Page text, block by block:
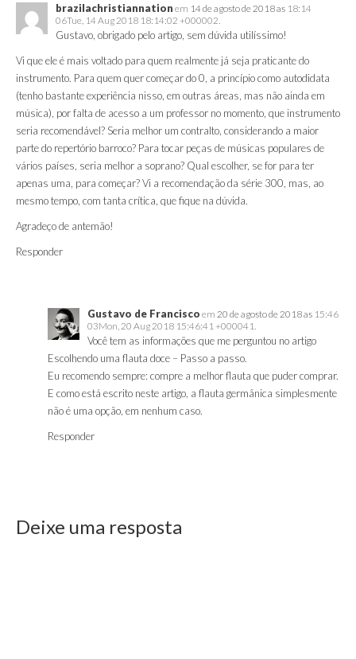
brazilachristiannation em 14 de agosto de 2018 as 18:14
06Tue, 14 Aug 2018 18:14:02 +000002.
Gustavo, obrigado pelo artigo, sem dúvida utilíssimo!
Vi que ele é mais voltado para quem realmente já seja praticante do
instrumento. Para quem quer começar do 0, a princípio como autodidata
(tenho bastante experiência nisso, em outras áreas, mas não ainda em
música), por falta de acesso a um professor no momento, que instrumento
seria recomendável? Seria melhor um contralto, considerando a maior
parte do repertório barroco? Para tocar peças de músicas populares de
vários países, seria melhor a soprano? Qual escolher, se for para ter
apenas uma, para começar? Vi a recomendação da série 300, mas, ao
mesmo tempo, com tanta crítica, que fique na dúvida.
Agradeço de antemão!
Responder
Gustavo de Francisco em 20 de agosto de 2018 as 15:46
03Mon, 20 Aug 2018 15:46:41 +000041.
Você tem as informações que me perguntou no artigo
Escolhendo uma flauta doce – Passo a passo.
Eu recomendo sempre: compre a melhor flauta que puder comprar.
E como está escrito neste artigo, a flauta germânica simplesmente
não é uma opção, em nenhum caso.
Responder
Deixe uma resposta